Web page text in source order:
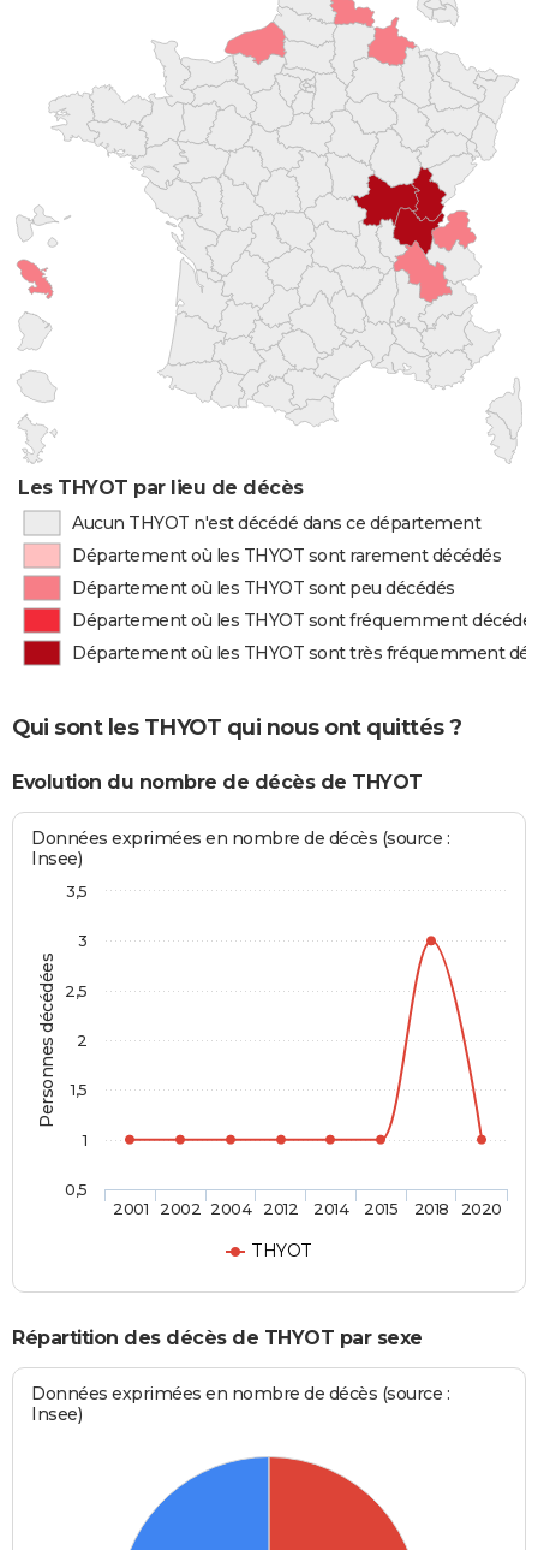
Les THYOT par lieu de décès
Aucun THYOT n'est décédé dans ce département
Département où les THYOT sont rarement décédés
Département où les THYOT sont peu décédés
Département où les THYOT sont fréquemment
Département où les THYOT sont très fréquemment
Qui sont les THYOT qui nous ont quittés ?
Evolution du nombre de décès de THYOT
Personnes décédées
Données exprimées en nombre de décès (source :
Insee)
THYOT
2001 2002 2004 2012 2014 2015 2018 2020
0,5
1
1,5
2
2,5
3
3,5
Répartition des décès de THYOT par sexe
Données exprimées en nombre de décès (source :
Insee)